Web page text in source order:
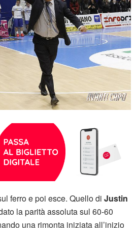
ferro e poi esce. Quello di Justin
la parità assoluta sul 60-60
una rimonta iniziata all’inizio